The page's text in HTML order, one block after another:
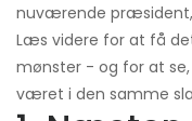
nuværende præsident,
Læs videre for at få
mønster - og for at
været i den samme